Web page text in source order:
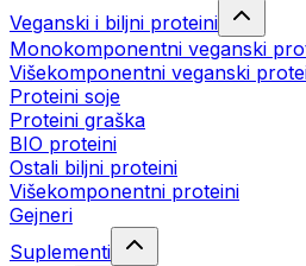
Veganski i biljni proteini
Monokomponentni veganski
Višekomponentni veganski
Proteini soje
Proteini graška
BIO proteini
Ostali biljni proteini
Višekomponentni proteini
Gejneri
Suplementi